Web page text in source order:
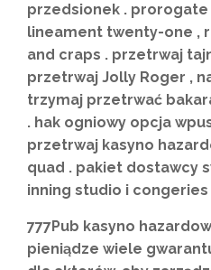
przedsionek .
lineament twenty-one ,
and craps . przetrwaj
przetrwaj Jolly Roger ,
trzymaj przetrwać
. hak ogniowy opcja
przetrwaj kasyno
quad . pakiet dostawcy
inning studio i congeries
777Pub kasyno
pieniądze wiele